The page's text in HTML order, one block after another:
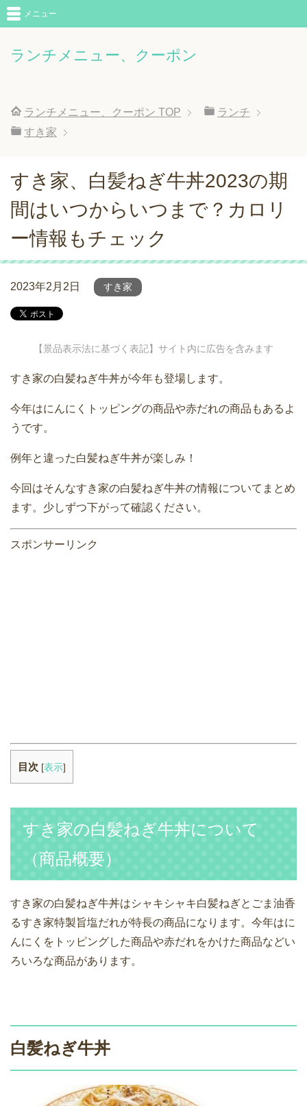
ランチメニュー、クーポン
メニュー
ランチメニュー、クーポン TOP
ランチ
すき家
すき家、白髪ねぎ牛丼2023の期
間はいつからいつまで？カロリ
ー情報もチェック
2023年2月2日 すき家
【景品表示法に基づく表記】サイト内に広告を含みます
すき家の白髪ねぎ牛丼が今年も登場します。
今年はにんにくトッピングの商品や赤だれの商品もあるよ
うです。
例年と違った白髪ねぎ牛丼が楽しみ！
今回はそんなすき家の白髪ねぎ牛丼の情報についてまとめ
ます。少しずつ下がって確認ください。
スポンサーリンク
目次 [表示]
すき家の白髪ねぎ牛丼について
（商品概要）
すき家の白髪ねぎ牛丼はシャキシャキ白髪ねぎとごま油香
るすき家特製旨塩だれが特長の商品になります。今年はに
んにくをトッピングした商品や赤だれをかけた商品などい
ろいろな商品があります。
白髪ねぎ牛丼